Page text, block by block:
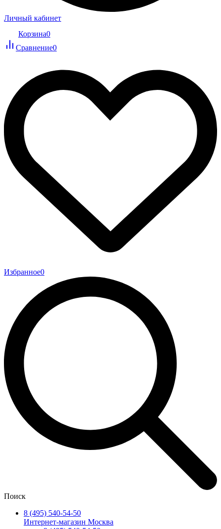
Личный кабинет
Корзина0
Сравнение0
Избранное0
Поиск
8 (495) 540-54-50
Интернет-магазин Москва